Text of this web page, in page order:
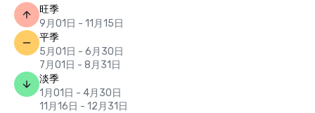
旺季
9月01日 - 11月15日
平季
5月01日 - 6月30日
7月01日 - 8月31日
淡季
1月01日 - 4月30日
11月16日 - 12月31日